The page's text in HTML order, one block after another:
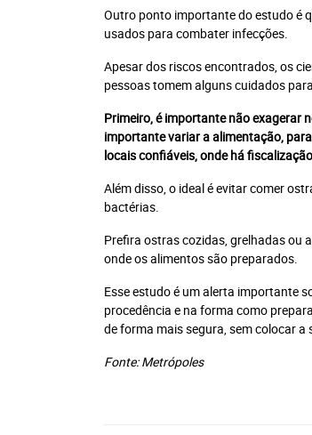
Outro ponto importante do estudo é
usados para combater infecções.
Apesar dos riscos encontrados, os
pessoas tomem alguns cuidados
Primeiro, é importante não exagerar
importante variar a alimentação,
locais confiáveis, onde há
Além disso, o ideal é evitar comer
bactérias.
Prefira ostras cozidas, grelhadas ou
onde os alimentos são preparados.
Esse estudo é um alerta importante
procedência e na forma como
de forma mais segura, sem colocar a
Fonte: Metrópoles